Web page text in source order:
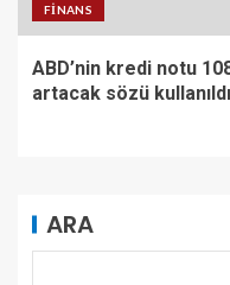
FINANS
ABD’nin kredi notu
artacak sözü
ARA